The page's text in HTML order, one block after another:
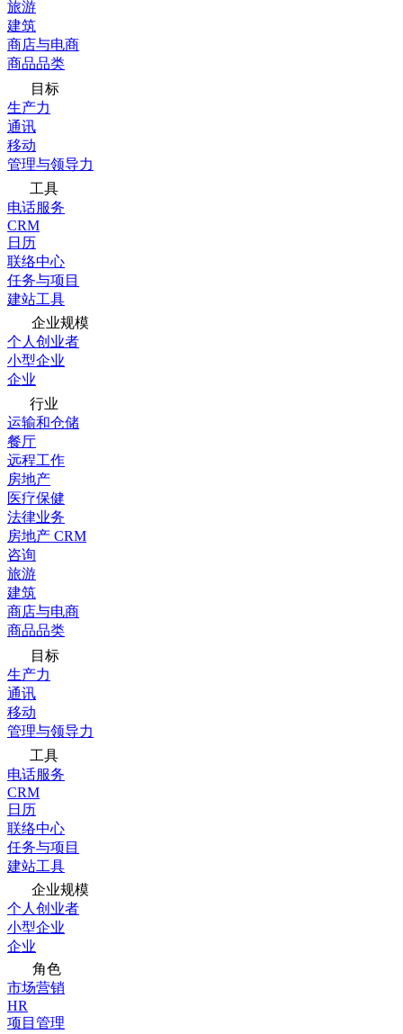
旅游
建筑
商店与电商
商品品类
目标
生产力
通讯
移动
管理与领导力
工具
电话服务
CRM
日历
联络中心
任务与项目
建站工具
企业规模
个人创业者
小型企业
企业
行业
运输和仓储
餐厅
远程工作
房地产
医疗保健
法律业务
房地产 CRM
咨询
旅游
建筑
商店与电商
商品品类
目标
生产力
通讯
移动
管理与领导力
工具
电话服务
CRM
日历
联络中心
任务与项目
建站工具
企业规模
个人创业者
小型企业
企业
角色
市场营销
HR
项目管理